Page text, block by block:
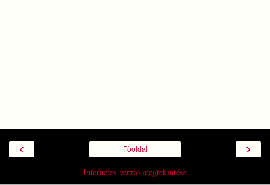
‹ ›
Főoldal
Internetes verzió megtekintése